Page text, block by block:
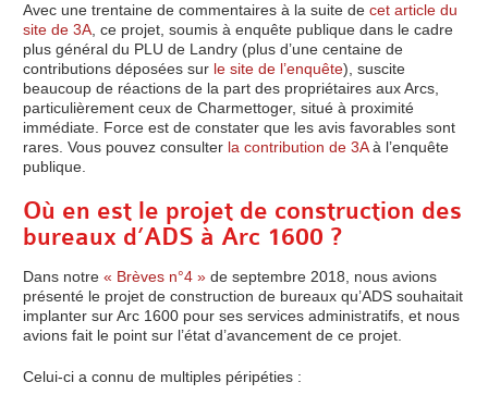
Avec une trentaine de commentaires à la suite decet article du
site de 3A, ce projet, soumis à enquête publique dans le cadre
plus général du PLU de Landry (plus d’une centaine de
contributions déposées sur le site de l’enquête), suscite
beaucoup de réactions de la part des propriétaires aux Arcs,
particulièrement ceux de Charmettoger, situé à proximité
immédiate. Force est de constater que les avis favorables sont
rares. Vous pouvez consulter la contribution de 3Aà l’enquête
publique.
Où en est le projet de construction des
bureaux d’ADS à Arc 1600 ?
Dans notre« Brèves n°4 » de septembre 2018, nous avions
présenté le projet de construction de bureaux qu’ADS souhaitait
implanter sur Arc 1600 pour ses services administratifs, et nous
avions fait le point sur l’état d’avancement de ce projet.
Celui-ci a connu de multiples péripéties :